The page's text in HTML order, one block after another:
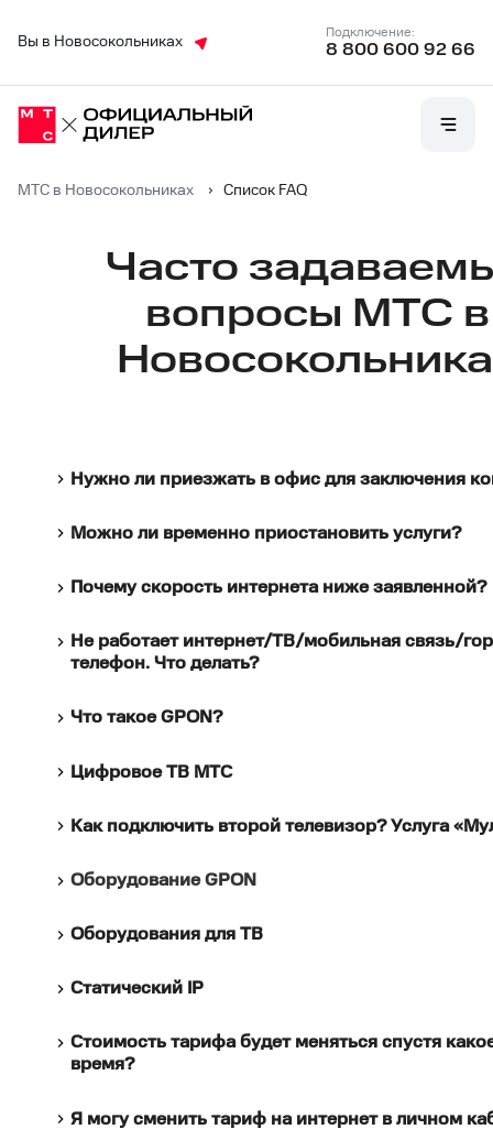
Вы в Новосокольниках
Подключение:
8 800 600 92 66
МТС в Новосокольниках › Список FAQ
Часто
вопросы МТС в
Списки
вопросов
Нужно ли приезжать в офис для заключения
Можно ли временно приостановить услуги?
Почему скорость интернета ниже заявленной?
Не работает интернет/ТВ/мобильная связь/
телефон. Что делать?
Что такое GPON?
Цифровое ТВ МТС
Как подключить второй телевизор? Услуга
Оборудование GPON
Оборудования для ТВ
Статический IP
Стоимость тарифа будет меняться спустя
время?
Я могу сменить тариф на интернет в личном